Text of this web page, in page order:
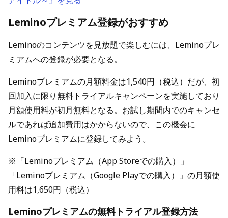
Leminoプレミアム登録がおすすめ
Leminoのコンテンツを見放題で楽しむには、Leminoプレ
ミアムへの登録が必要となる。
Leminoプレミアムの月額料金は1,540円（税込）だが、初
回加入に限り無料トライアルキャンペーンを実施しており
月額使用料が初月無料となる。お試し期間内でのキャンセ
ルであれば追加費用はかからないので、この機会に
Leminoプレミアムに登録してみよう。
※「Leminoプレミアム（App Storeでの購入）」
「Leminoプレミアム（Google Playでの購入）」の月額使
用料は1,650円（税込）
Leminoプレミアムの無料トライアル登録方法